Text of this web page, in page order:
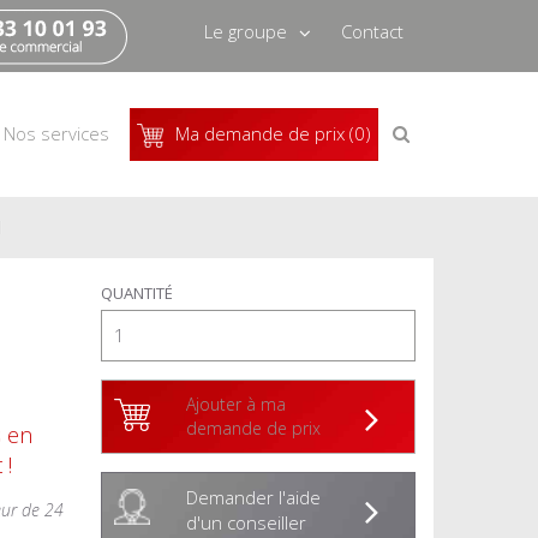
Nos services Ma demande de prix (0) Recherche
de
Le groupe
Qui sommes-nous
Recrutement
Contact
en
de 24
QUANTITÉ
Ajouter à ma
demande de prix
Demander l'aide
d'un conseiller